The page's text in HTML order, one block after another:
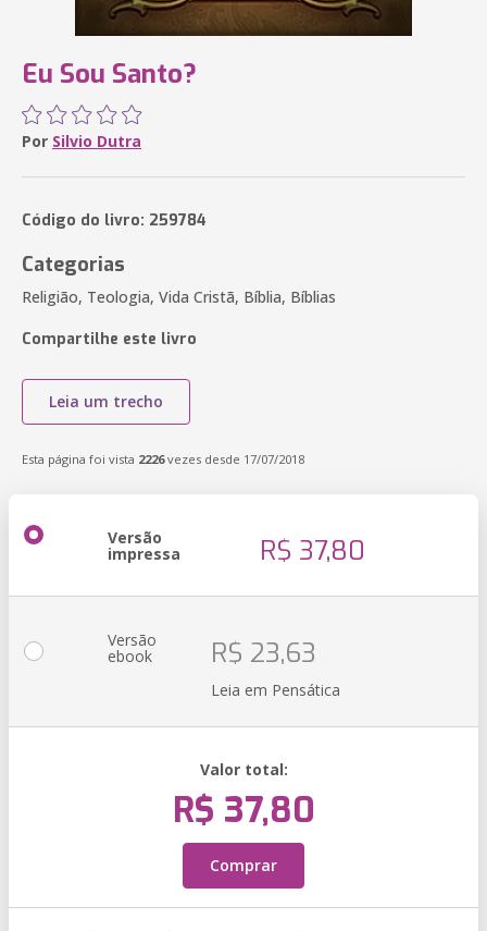
Eu Sou Santo?
Por Silvio Dutra
Código do livro: 259784
Categorias
Religião, Teologia, Vida Cristã, Bíblia, Bíblias
Compartilhe este livro
Leia um trecho
Esta página foi vista 2226vezes desde 17/07/2018
Versão
impressa R$ 37,80
Versão
ebook R$ 23,63
Leia em Pensática
Valor total:
R$ 37,80
Comprar